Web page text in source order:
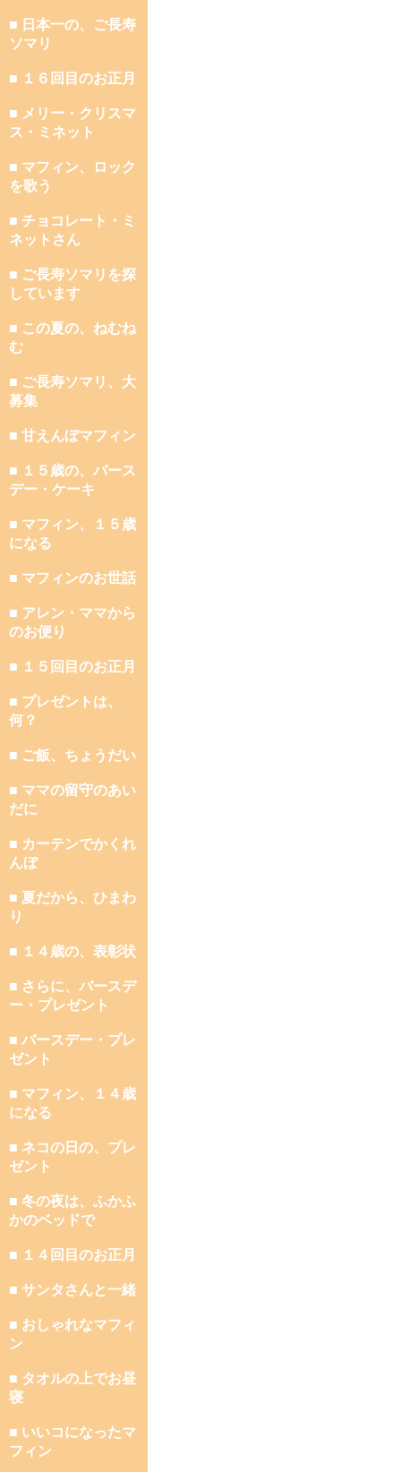
■ 日本一の、ご長寿
ソマリ
■ １６回目のお正月
■ メリー・クリスマ
ス・ミネット
■ マフィン、ロック
を歌う
■ チョコレート・ミ
ネットさん
■ ご長寿ソマリを探
しています
■ この夏の、ねむね
む
■ ご長寿ソマリ、大
募集
■ 甘えんぼマフィン
■ １５歳の、バース
デー・ケーキ
■ マフィン、１５歳
になる
■ マフィンのお世話
■ アレン・ママから
のお便り
■ １５回目のお正月
■ プレゼントは、
何？
■ ご飯、ちょうだい
■ ママの留守のあい
だに
■ カーテンでかくれ
んぼ
■ 夏だから、ひまわ
り
■ １４歳の、表彰状
■ さらに、バースデ
ー・プレゼント
■ バースデー・プレ
ゼント
■ マフィン、１４歳
になる
■ ネコの日の、プレ
ゼント
■ 冬の夜は、ふかふ
かのベッドで
■ １４回目のお正月
■ サンタさんと一緒
■ おしゃれなマフィ
ン
■ タオルの上でお昼
寝
■ いいコになったマ
フィン